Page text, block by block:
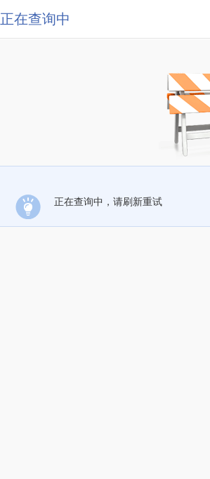
正在查询中
正在查询中，请刷新重试